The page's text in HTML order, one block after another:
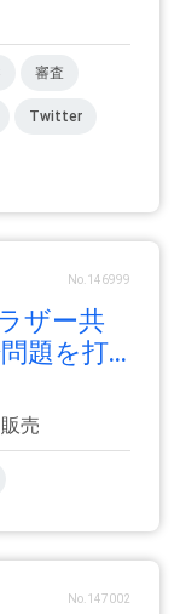
審査
Twitter
No.146999
ザー共
題を打...
売
No.147002